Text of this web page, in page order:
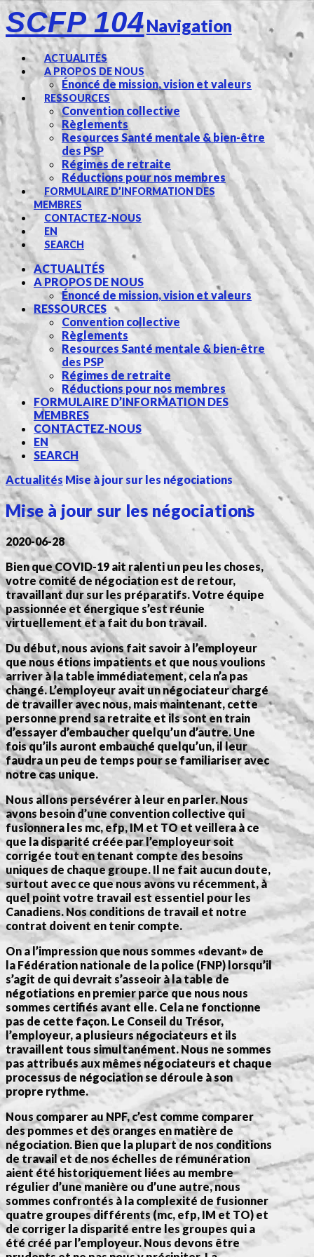
SCFP 104Navigation
ACTUALITÉS
A PROPOS DE NOUS
Énoncé de mission, vision et valeurs
RESSOURCES
Convention collective
Règlements
Resources Santé mentale & bien-être
des PSP
Régimes de retraite
Réductions pour nos membres
FORMULAIRE D’INFORMATION DES
MEMBRES
CONTACTEZ-NOUS
EN
SEARCH
ACTUALITÉS
A PROPOS DE NOUS
Énoncé de mission, vision et valeurs
RESSOURCES
Convention collective
Règlements
Resources Santé mentale & bien-être
des PSP
Régimes de retraite
Réductions pour nos membres
FORMULAIRE D’INFORMATION DES
MEMBRES
CONTACTEZ-NOUS
EN
SEARCH
Actualités Mise à jour sur les négociations
Mise à jour sur les négociations
2020-06-28
Bien que COVID-19 ait ralenti un peu les choses,
votre comité de négociation est de retour,
travaillant dur sur les préparatifs. Votre équipe
passionnée et énergique s’est réunie
virtuellement et a fait du bon travail.
Du début, nous avions fait savoir à l’employeur
que nous étions impatients et que nous voulions
arriver à la table immédiatement, cela n’a pas
changé. L’employeur avait un négociateur chargé
de travailler avec nous, mais maintenant, cette
personne prend sa retraite et ils sont en train
d’essayer d’embaucher quelqu’un d’autre. Une
fois qu’ils auront embauché quelqu’un, il leur
faudra un peu de temps pour se familiariser avec
notre cas unique.
Nous allons persévérer à leur en parler. Nous
avons besoin d’une convention collective qui
fusionnera les mc, efp, IM et TO et veillera à ce
que la disparité créée par l’employeur soit
corrigée tout en tenant compte des besoins
uniques de chaque groupe. Il ne fait aucun doute,
surtout avec ce que nous avons vu récemment, à
quel point votre travail est essentiel pour les
Canadiens. Nos conditions de travail et notre
contrat doivent en tenir compte.
On a l’impression que nous sommes «devant» de
la Fédération nationale de la police (FNP) lorsqu’il
s’agit de qui devrait s’asseoir à la table de
négotiations en premier parce que nous nous
sommes certifiés avant elle. Cela ne fonctionne
pas de cette façon. Le Conseil du Trésor,
l’employeur, a plusieurs négociateurs et ils
travaillent tous simultanément. Nous ne sommes
pas attribués aux mêmes négociateurs et chaque
processus de négociation se déroule à son
propre rythme.
Nous comparer au NPF, c’est comme comparer
des pommes et des oranges en matière de
négociation. Bien que la plupart de nos conditions
de travail et de nos échelles de rémunération
aient été historiquement liées au membre
régulier d’une manière ou d’une autre, nous
sommes confrontés à la complexité de fusionner
quatre groupes différents (mc, efp, IM et TO) et
de corriger la disparité entre les groupes qui a
été créé par l’employeur. Nous devons être